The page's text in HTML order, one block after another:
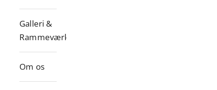
Galleri &
Rammeværksted
Om os